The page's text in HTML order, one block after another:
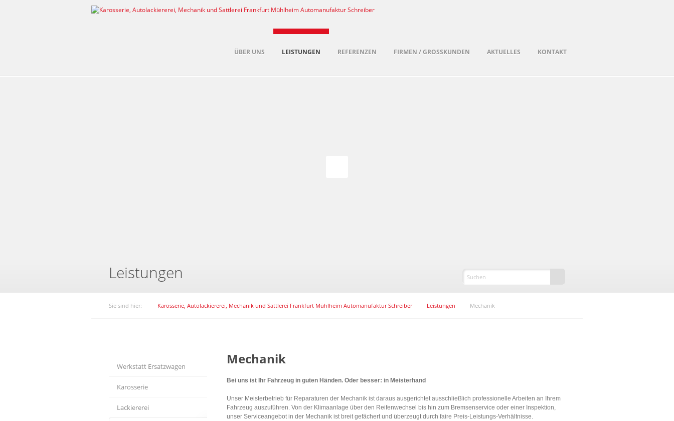
ÜBER UNS LEISTUNGEN REFERENZEN FIRMEN / GROSSKUNDEN AKTUELLES KONTAKT
Leistungen
Sie sind hier: Karosserie, Autolackiererei, Mechanik und Sattlerei Frankfurt Mühlheim Automanufaktur Schreiber Leistungen Mechanik
Werkstatt Ersatzwagen
Karosserie
Lackiererei
Mechanik
Bei uns ist Ihr Fahrzeug in guten Händen. Oder besser: in Meisterhand
Unser Meisterbetrieb für Reparaturen der Mechanik ist daraus ausgerichtet ausschließlich professionelle Arbeiten an Ihrem
Fahrzeug auszuführen. Von der Klimaanlage über den Reifenwechsel bis hin zum Bremsenservice oder einer Inspektion,
unser Serviceangebot in der Mechanik ist breit gefächert und überzeugt durch faire Preis-Leistungs-Verhältnisse.